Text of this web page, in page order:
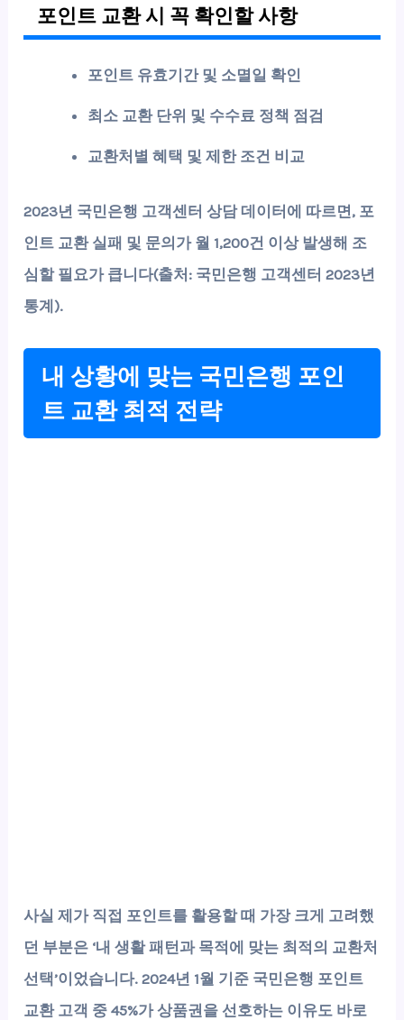
포인트 교환 시 꼭 확인할 사항
포인트 유효기간 및 소멸일 확인
최소 교환 단위 및 수수료 정책 점검
교환처별 혜택 및 제한 조건 비교
2023년 국민은행 고객센터 상담 데이터에 따르면, 포
인트 교환 실패 및 문의가 월 1,200건 이상 발생해 조
심할 필요가 큽니다(출처: 국민은행 고객센터 2023년
통계).
내 상황에 맞는 국민은행 포인
트 교환 최적 전략
사실 제가 직접 포인트를 활용할 때 가장 크게 고려했
던 부분은 ‘내 생활 패턴과 목적에 맞는 최적의 교환처
선택’이었습니다. 2024년 1월 기준 국민은행 포인트
교환 고객 중45%가 상품권을 선호하는 이유도 바로